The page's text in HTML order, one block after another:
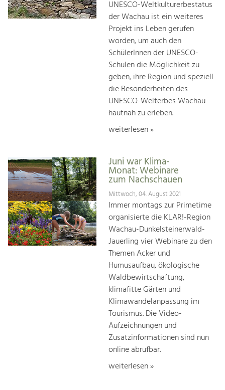
UNESCO-Weltkulturerbestatus
der Wachau ist ein weiteres
Projekt ins Leben gerufen
worden, um auch den
SchülerInnen der UNESCO-
Schulen die Möglichkeit zu
geben, ihre Region und speziell
die Besonderheiten des
UNESCO-Welterbes Wachau
hautnah zu erleben.
weiterlesen »
Juni war Klima-
Monat: Webinare
zum Nachschauen
Mittwoch, 04. August 2021
Immer montags zur Primetime
organisierte die KLAR!-Region
Wachau-Dunkelsteinerwald-
Jauerling vier Webinare zu den
Themen Acker und
Humusaufbau, ökologische
Waldbewirtschaftung,
klimafitte Gärten und
Klimawandelanpassung im
Tourismus. Die Video-
Aufzeichnungen und
Zusatzinformationen sind nun
online abrufbar.
weiterlesen »